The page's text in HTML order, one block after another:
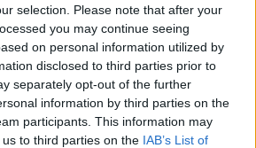
selection. Please note that after your
you may continue seeing
on personal information utilized by
disclosed to third parties prior to
separately opt-out of the further
information by third parties on the
participants. This information may
to third parties on the IAB’s List of
#cukorbetegség
#vérnyomás #stroke#rákbetegség
#ekcéma#herpesz